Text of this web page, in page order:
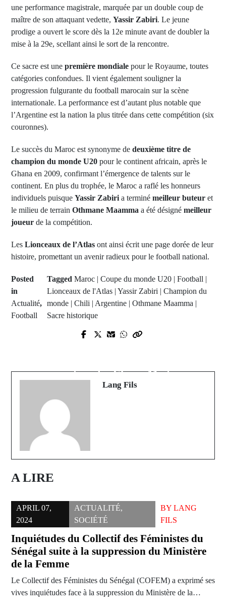
une performance magistrale, marquée par un double coup de
maître de son attaquant vedette, Yassir Zabiri. Le jeune
prodige a ouvert le score dès la 12e minute avant de doubler la
mise à la 29e, scellant ainsi le sort de la rencontre.
Ce sacre est une première mondiale pour le Royaume, toutes
catégories confondues. Il vient également souligner la
progression fulgurante du football marocain sur la scène
internationale. La performance est d’autant plus notable que
l’Argentine est la nation la plus titrée dans cette compétition (six
couronnes).
Le succès du Maroc est synonyme de deuxième titre de
champion du monde U20 pour le continent africain, après le
Ghana en 2009, confirmant l’émergence de talents sur le
continent. En plus du trophée, le Maroc a raflé les honneurs
individuels puisque Yassir Zabiri a terminé meilleur buteur et
le milieu de terrain Othmane Maamma a été désigné meilleur
joueur de la compétition.
Les Lionceaux de l’Atlas ont ainsi écrit une page dorée de leur
histoire, promettant un avenir radieux pour le football national.
Posted
in
Actualité,
Football
Tagged Maroc | Coupe du monde U20 | Football |
Lionceaux de l'Atlas | Yassir Zabiri | Champion du
monde | Chili | Argentine | Othmane Maamma |
Sacre historique
Prev Post
promotion des Élèves-Maîtres
Next Post
Sédhiou
Lang Fils
A LIRE
APRIL 07,
2024
ACTUALITÉ,
SOCIÉTÉ
BY LANG
FILS
Inquiétudes du Collectif des Féministes du
Sénégal suite à la suppression du Ministère
de la Femme
Le Collectif des Féministes du Sénégal (COFEM) a exprimé ses
vives inquiétudes face à la suppression du Ministère de la…